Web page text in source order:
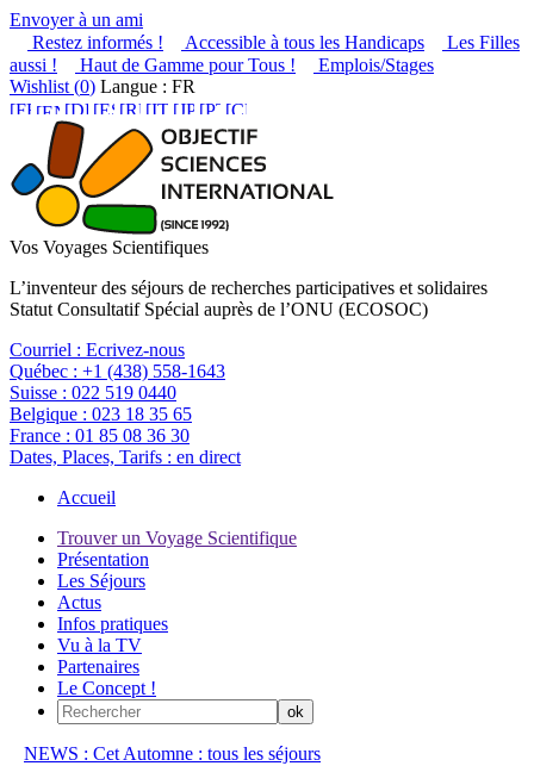
Envoyer à un ami
Restez informés !
Accessible à tous les Handicaps
Les Filles
aussi !
Haut de Gamme pour Tous !
Emplois/Stages
Wishlist (0) Langue : FR
Vos Voyages Scientifiques
L’inventeur des séjours de recherches participatives et solidaires
Statut Consultatif Spécial auprès de l’ONU (ECOSOC)
Courriel : Ecrivez-nous
Québec : +1 (438) 558-1643
Suisse : 022 519 0440
Belgique : 023 18 35 65
France : 01 85 08 36 30
Dates, Places, Tarifs : en direct
Accueil
Trouver un Voyage Scientifique
Présentation
Les Séjours
Actus
Infos pratiques
Vu à la TV
Partenaires
Le Concept !
NEWS : Cet Automne : tous les séjours